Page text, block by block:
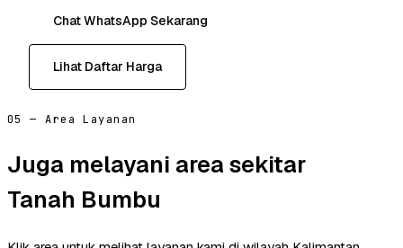
Chat WhatsApp Sekarang
Lihat Daftar Harga
05 — Area Layanan
Juga melayani area sekitar
Tanah Bumbu